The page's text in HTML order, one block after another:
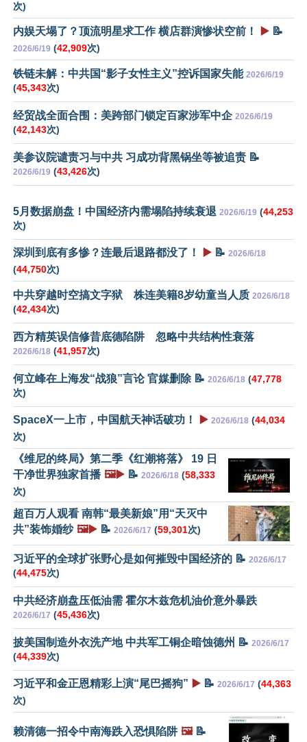
次)
内娱天塌了？顶流明星求工作 横店群演惨状空前！ ▶️ 📝
2026/6/19 (42,909次)
铁链未解：中共国“影子女性主义”控诉国家失能 2026/6/19
(45,343次)
经贸战全面合围：美跨部门锁定百家涉军中企 2026/6/19
(42,143次)
美参议院谴责习与中共 习成功背黑锅坐等被追责 📝
2026/6/19 (43,426次)
5月数据崩盘！中国经济内需塌陷持续衰退 2026/6/19 (44,253
次)
深圳到底有多惨？连最后退路都没了！ ▶️ 📝 2026/6/18
(44,750次)
中共穿越时空搞文字狱 株连美籍8岁幼童当人质 2026/6/18
(42,434次)
西方精英误信修昔底德陷阱 忽略中共结构性衰落
2026/6/18 (41,957次)
何立峰在上海发“战狼”言论 官媒删除 📝 2026/6/18 (47,778
次)
SpaceX一上市，中国航天神话破功！ ▶️ 2026/6/18 (44,034
次)
《维尼的终局》第二季《红潮将落》 19 日
干净世界独家首播 🖼️▶️ 📝 2026/6/18 (58,333
次)
超百万人观看 南韩“最美新娘”用“天灭中
共”装饰婚纱 🖼️▶️ 📝 2026/6/17 (59,301次)
习近平的全球扩张野心是如何摧毁中国经济的 📝 2026/6/17
(44,475次)
中共经济崩盘压低油需 霍尔木兹危机油价意外暴跌
2026/6/17 (45,436次)
披美国制造外衣洗产地 中共军工铜企暗蚀德州 📝 2026/6/17
(44,339次)
习近平和金正恩精彩上演“尾巴摇狗” ▶️ 📝 2026/6/17 (44,363
次)
赖清德一招令中南海跌入恐惧陷阱 🖼️📝